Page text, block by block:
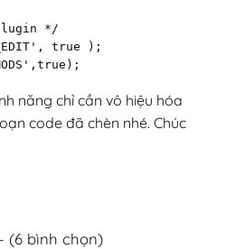
*/
true );
năng chỉ cần vô hiệu hóa
code đã chèn nhé. Chúc
(6 bình chọn)